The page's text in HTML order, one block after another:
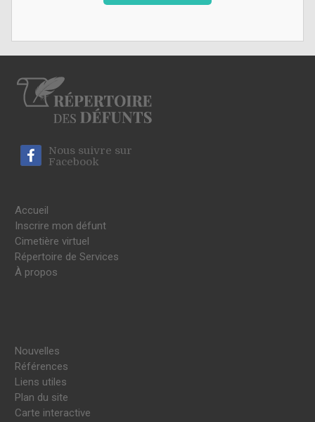
Nous suivre sur
Facebook
Accueil
Inscrire mon défunt
Cimetière virtuel
Répertoire de Services
À propos
Nouvelles
Références
Liens utiles
Plan du site
Carte interactive